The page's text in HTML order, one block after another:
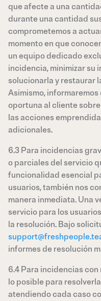
que afecte a una
durante una cantidad
comprometemos a
momento en que
un equipo dedicado
incidencia, minimizar su
solucionarla y restaurar
Asimismo,
oportuna al cliente
las acciones
adicionales.
6.3 Para incidencias
o parciales del servicio
funcionalidad esencial
usuarios, también nos
manera inmediata. Una
servicio para los
la resolución. Bajo
informes de resolución
6.4 Para incidencias
lo posible para
atendiendo cada caso